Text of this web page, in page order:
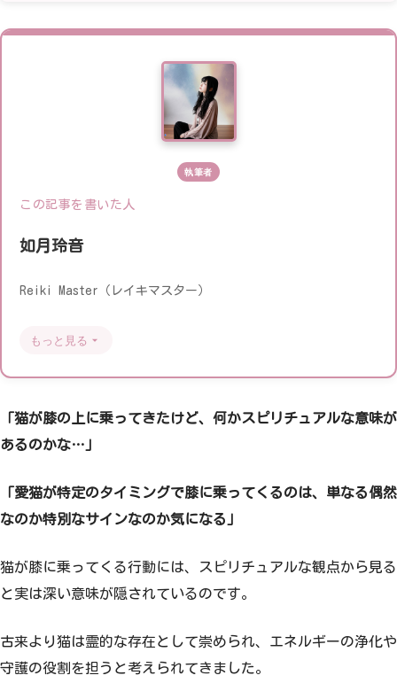
執筆者
この記事を書いた人
如月玲音
Reiki Master（レイキマスター）
もっと見る
「猫が膝の上に乗ってきたけど、何かスピリチュアルな意味が
あるのかな…」
「愛猫が特定のタイミングで膝に乗ってくるのは、単なる偶然
なのか特別なサインなのか気になる」
猫が膝に乗ってくる行動には、スピリチュアルな観点から見る
と実は深い意味が隠されているのです。
古来より猫は霊的な存在として崇められ、エネルギーの浄化や
守護の役割を担うと考えられてきました。